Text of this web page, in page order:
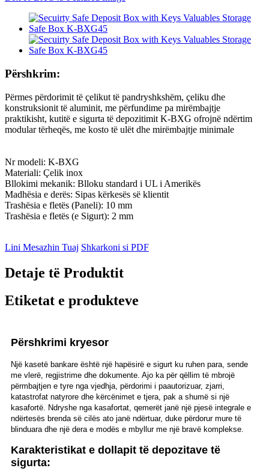
Përshkrim:
Përmes përdorimit të çelikut të pandryshkshëm, çeliku dhe
konstruksionit të aluminit, me përfundime pa mirëmbajtje
praktikisht, kutitë e sigurta të depozitimit K-BXG ofrojnë ndërtim
modular tërheqës, me kosto të ulët dhe mirëmbajtje minimale
Nr modeli: K-BXG
Materiali: Çelik inox
Bllokimi mekanik: Blloku standard i UL i Amerikës
Madhësia e derës: Sipas kërkesës së klientit
Trashësia e fletës (Paneli): 10 mm
Trashësia e fletës (e Sigurt): 2 mm
Lini Mesazhin Tuaj Shkarkoni si PDF
Detaje të Produktit
Etiketat e produkteve
Përshkrimi kryesor
Një kasetë bankare është një hapësirë ​​e sigurt ku ruhen para, sende
me vlerë, regjistrime dhe dokumente. Ajo ka për qëllim të mbrojë
përmbajtjen e tyre nga vjedhja, përdorimi i paautorizuar, zjarri,
katastrofat natyrore dhe kërcënimet e tjera, pak a shumë si një
kasafortë. Ndryshe nga kasafortat, qemerët janë një pjesë integrale e
ndërtesës brenda së cilës ato janë ndërtuar, duke përdorur mure të
blinduara dhe një dera e modës e mbyllur me një bravë komplekse.
Karakteristikat e dollapit të depozitave të
sigurta: